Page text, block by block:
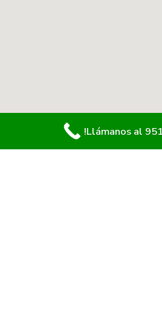
!Llámanos al